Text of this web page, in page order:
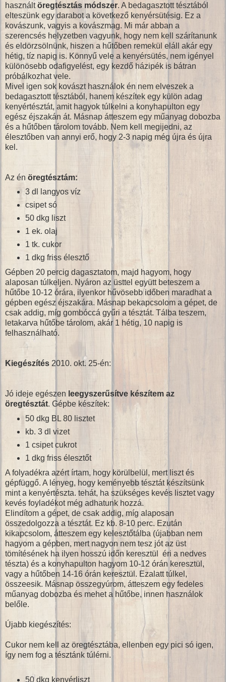
használtöregtésztás módszer. A bedagasztott tésztából
elteszünk egy darabot a következő kenyérsütésig. Ez a
kovászunk, vagyis a kovászmag. Mi már abban a
szerencsés helyzetben vagyunk, hogy nem kell szárítanunk
és eldörzsölnünk, hiszen a hűtőben remekül eláll akár egy
hétig, tíz napig is. Könnyű vele a kenyérsütés, nem igényel
különösebb odafigyelést, egy kezdő házipék is bátran
próbálkozhat vele.
Mivel igen sok kovászt használok én nem elveszek a
bedagasztott tésztából, hanem készítek egy külön adag
kenyértésztát, amit hagyok túlkelni a konyhapulton egy
egész éjszakán át. Másnap átteszem egy műanyag dobozba
és a hűtőben tárolom tovább. Nem kell megijedni, az
élesztőben van annyi erő, hogy 2-3 napig még újra és újra
kel.
Az én öregtésztám:
3 dl langyos víz
csipet só
50 dkg liszt
1 ek. olaj
1 tk. cukor
1 dkg friss élesztő
Gépben 20 percig dagasztatom, majd hagyom, hogy
alaposan túlkeljen. Nyáron az üsttel együtt beteszem a
hűtőbe 10-12 órára, ilyenkor hűvösebb időben maradhat a
gépben egész éjszakára. Másnap bekapcsolom a gépet, de
csak addig, míg gombóccá gyűri a tésztát. Tálba teszem,
letakarva hűtőbe tárolom, akár 1 hétig, 10 napig is
felhasználható.
Kiegészítés 2010. okt. 25-én:
Jó ideje egészen leegyszerűsítve készítem az
öregtésztát. Gépbe készítek:
50 dkg BL 80 lisztet
kb. 3 dl vizet
1 csipet cukrot
1 dkg friss élesztőt
A folyadékra azért írtam, hogy körülbelül, mert liszt és
gépfüggő. A lényeg, hogy keményebb tésztát készítsünk
mint a kenyértészta. tehát, ha szükséges kevés lisztet vagy
kevés foyladékot még adhatunk hozzá.
Elindítom a gépet, de csak addig, míg alaposan
összedolgozza a tésztát. Ez kb. 8-10 perc. Ezután
kikapcsolom, átteszem egy kelesztőtálba (újabban nem
hagyom a gépben, mert nagyon nem tesz jót az üst
tömítésének ha ilyen hosszú időn keresztül éri a nedves
tészta) és a konyhapulton hagyom 10-12 órán keresztül,
vagy a hűtőben 14-16 órán keresztül. Ezalatt túlkel,
összeesik. Másnap összegyúrom, átteszem egy fedeles
műanyag dobozba és mehet a hűtőbe, innen használok
belőle.
Újabb kiegészítés:
Cukor nem kell az öregtésztába, ellenben egy pici só igen,
így nem fog a tésztánk túlérni.
50 dkg kenyérliszt